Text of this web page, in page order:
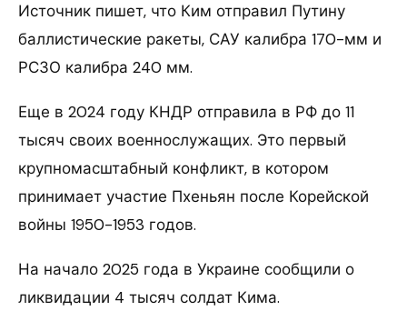
Источник пишет, что Ким отправил Путину
баллистические ракеты, САУ калибра 170-мм и
РСЗО калибра 240 мм.
Еще в 2024 году КНДР отправила в РФ до 11
тысяч своих военнослужащих. Это первый
крупномасштабный конфликт, в котором
принимает участие Пхеньян после Корейской
войны 1950-1953 годов.
На начало 2025 года в Украине сообщили о
ликвидации 4 тысяч солдат Кима.